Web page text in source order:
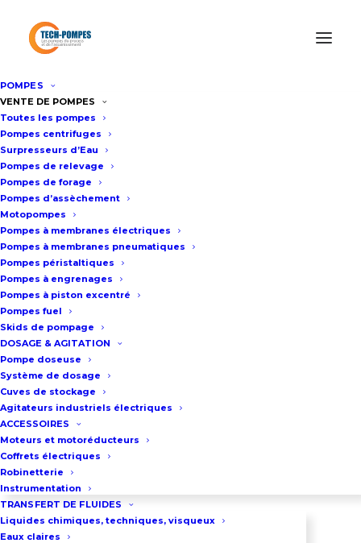
POMPES
VENTE DE POMPES
Toutes les pompes
Pompes centrifuges
Surpresseurs d’Eau
Pompes de relevage
Pompes de forage
Pompes d’assèchement
Motopompes
Pompes à membranes électriques
Pompes à membranes pneumatiques
Pompes péristaltiques
Pompes à engrenages
Pompes à piston excentré
Pompes fuel
Skids de pompage
DOSAGE & AGITATION
Pompe doseuse
Système de dosage
Cuves de stockage
Agitateurs industriels électriques
ACCESSOIRES
Moteurs et motoréducteurs
Coffrets électriques
Robinetterie
Instrumentation
TRANSFERT DE FLUIDES
Liquides chimiques, techniques, visqueux
Eaux claires
Accueil /Surpresseur Eau Professionnel
débit GS 250m3/h – 12BAR
Surpresseur eau gros débit GS
250m3/h – 12BAR
Fiche technique
Surpresseur d’eau GSD30/66SV4
Équipé de 3 pompes
multicellulaires verticales
Les pompes fonctionnent à
vitesse fixe.
Fonctionnement entièrement
automatisé.
Installation et mise en service
simplifiées, sans nécessité de
programmation complexe.